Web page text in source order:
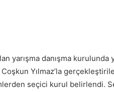
yarışma danışma kurulunda
Yılmaz’la
seçici kurul belirlendi.